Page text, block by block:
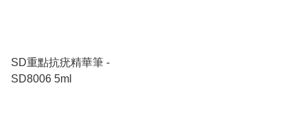
SD重點抗疣精華筆 -
SD8006 5ml